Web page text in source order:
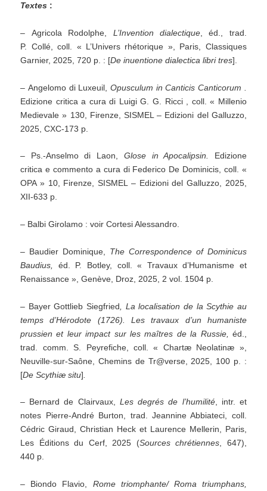
Textes :
– Agricola Rodolphe, L’Invention dialectique, éd., trad.
P. Collé, coll. « L’Univers rhétorique », Paris, Classiques
Garnier, 2025, 720 p. : [De inuentione dialectica libri tres].
– Angelomo di Luxeuil, Opusculum in Canticis Canticorum
Edizione critica a cura di Luigi G. G. Ricci , coll. « Millenio
Medievale » 130, Firenze, SISMEL – Edizioni del Galluzzo,
2025, CXC-173 p.
– Ps.-Anselmo di Laon, Glose in Apocalipsin. Edizione
critica e commento a cura di Federico De Dominicis, coll. «
OPA » 10, Firenze, SISMEL – Edizioni del Galluzzo, 2025,
XII-633 p.
– Balbi Girolamo : voir Cortesi Alessandro.
– Baudier Dominique, The Correspondence of Dominicus
Baudius,
éd. P. Botley, coll. « Travaux d’Humanisme et
Renaissance », Genève, Droz, 2025, 2 vol. 1504 p.
– Bayer Gottlieb Siegfried , La localisation de la Scythie au
temps d’Hérodote (1726). Les travaux d’un humaniste
prussien et leur impact sur les maîtres de la Russie,
éd.,
trad. comm. S. Peyrefiche, coll. « Chartæ Neolatinæ »,
Neuville-sur-Saône, Chemins de Tr@verse, 2025, 100 p. :
[De Scythiæ situ]
– Bernard de Clairvaux, Les degrés de l’humilité, intr. et
notes Pierre-André Burton, trad. Jeannine Abbiateci, coll.
Cédric Giraud, Christian Heck et Laurence Mellerin, Paris,
Les Éditions du Cerf, 2025 (Sources chrétiennes, 647),
440 p.
– Biondo Flavio, Rome triomphante/ Roma triumphans,